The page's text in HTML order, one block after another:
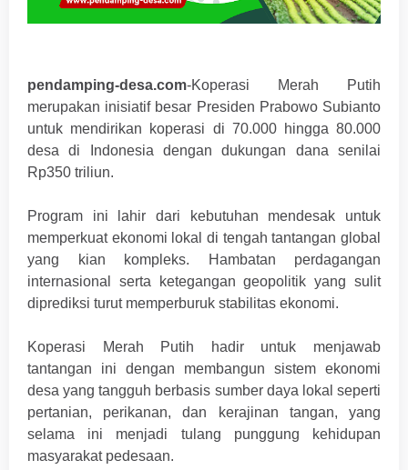
pendamping-desa.com-Koperasi Merah Putih
merupakan inisiatif besar Presiden Prabowo Subianto
untuk mendirikan koperasi di 70.000 hingga 80.000
desa di Indonesia dengan dukungan dana senilai
Rp350 triliun.
Program ini lahir dari kebutuhan mendesak untuk
memperkuat ekonomi lokal di tengah tantangan global
yang kian kompleks. Hambatan perdagangan
internasional serta ketegangan geopolitik yang sulit
diprediksi turut memperburuk stabilitas ekonomi.
Koperasi Merah Putih hadir untuk menjawab
tantangan ini dengan membangun sistem ekonomi
desa yang tangguh berbasis sumber daya lokal seperti
pertanian, perikanan, dan kerajinan tangan, yang
selama ini menjadi tulang punggung kehidupan
masyarakat pedesaan.